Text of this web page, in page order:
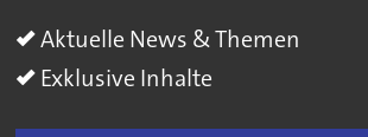
Aktuelle News & Themen
Exklusive Inhalte